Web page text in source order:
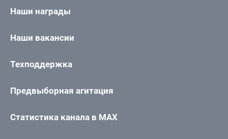
Наши награды
Наши вакансии
Техподдержка
Предвыборная агитация
Статистика канала в MAX